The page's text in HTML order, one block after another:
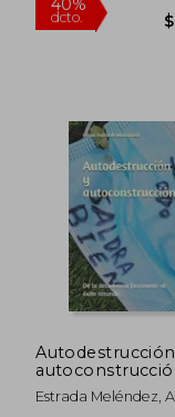
40%
dcto.
la decadencia
fascinante al
Estrada Meléndez,